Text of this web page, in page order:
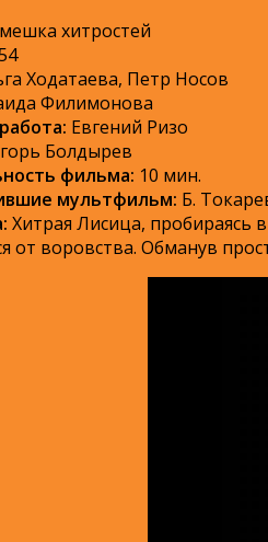
хитростей
Ходатаева, Петр Носов
Филимонова
Евгений Ризо
Болдырев
фильма: 10 мин.
мультфильм: Б.
Хитрая Лисица, пробираясь
от воровства. Обманув